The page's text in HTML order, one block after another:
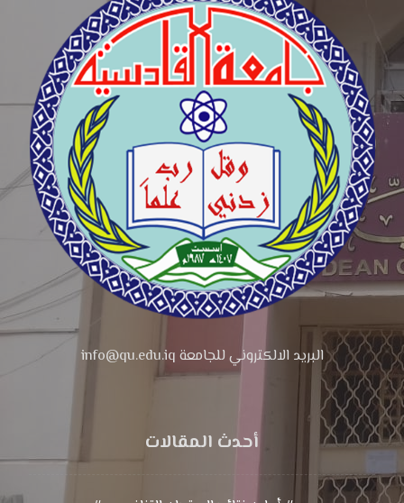
البريد الالكتروني للجامعة info@qu.edu.iq
أحدث المقالات